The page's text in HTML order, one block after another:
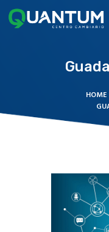
HOME
APP
NUESTRO